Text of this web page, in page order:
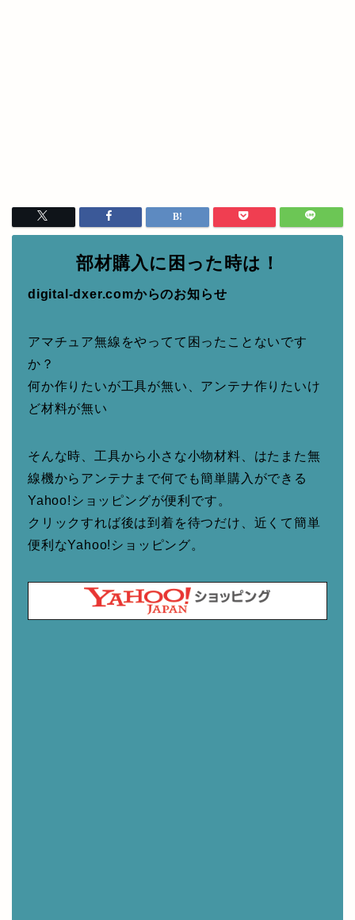
部材購入に困った時は！
digital-dxer.comからのお知らせ
アマチュア無線をやってて困ったことないです
か？
何か作りたいが工具が無い、アンテナ作りたいけ
ど材料が無い
そんな時、工具から小さな小物材料、はたまた無
線機からアンテナまで何でも簡単購入ができる
Yahoo!ショッピングが便利です。
クリックすれば後は到着を待つだけ、近くて簡単
便利なYahoo!ショッピング。